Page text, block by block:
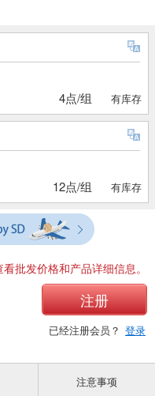
4点/组 有库存
12点/组 有库存
批发价格和产品详细信息。
注册
已经注册会员？ 登录
注意事项